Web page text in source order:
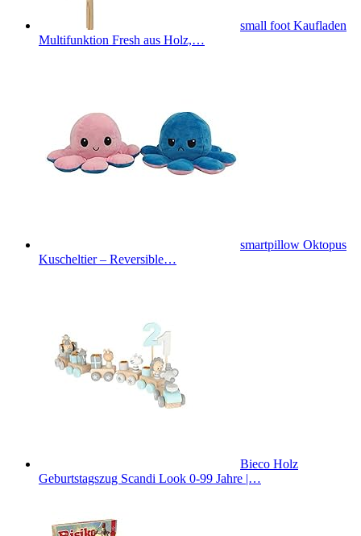
small foot Kaufladen
Multifunktion Fresh aus Holz,…
smartpillow Oktopus
Kuscheltier – Reversible…
Bieco Holz
Geburtstagszug Scandi Look 0-99 Jahre |…